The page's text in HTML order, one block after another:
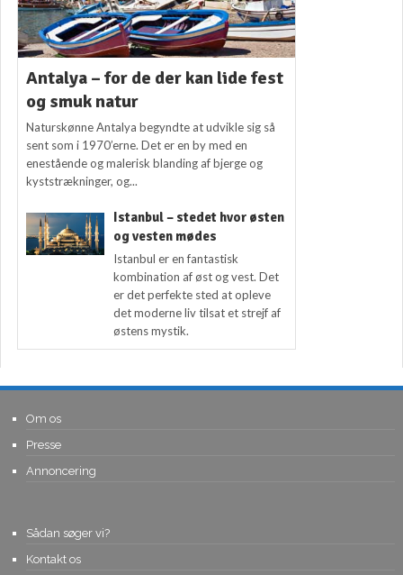
Antalya – for de der kan lide fest
og smuk natur
Naturskønne Antalya begyndte at udvikle sig så
sent som i 1970’erne. Det er en by med en
enestående og malerisk blanding af bjerge og
kyststrækninger, og...
Istanbul – stedet hvor østen
og vesten mødes
Istanbul er en fantastisk
kombination af øst og vest. Det
er det perfekte sted at opleve
det moderne liv tilsat et strejf af
østens mystik.
Om os
Presse
Annoncering
Sådan søger vi?
Kontakt os